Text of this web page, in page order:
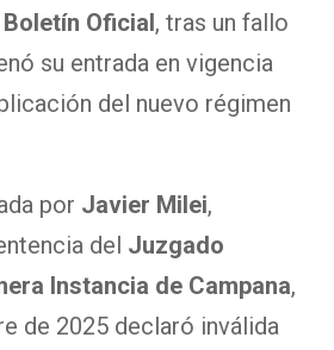
Boletín Oficial, tras un fallo
su entrada en vigencia
del nuevo régimen
por Javier Milei,
del Juzgado
Instancia de Campana,
de 2025 declaró inválida